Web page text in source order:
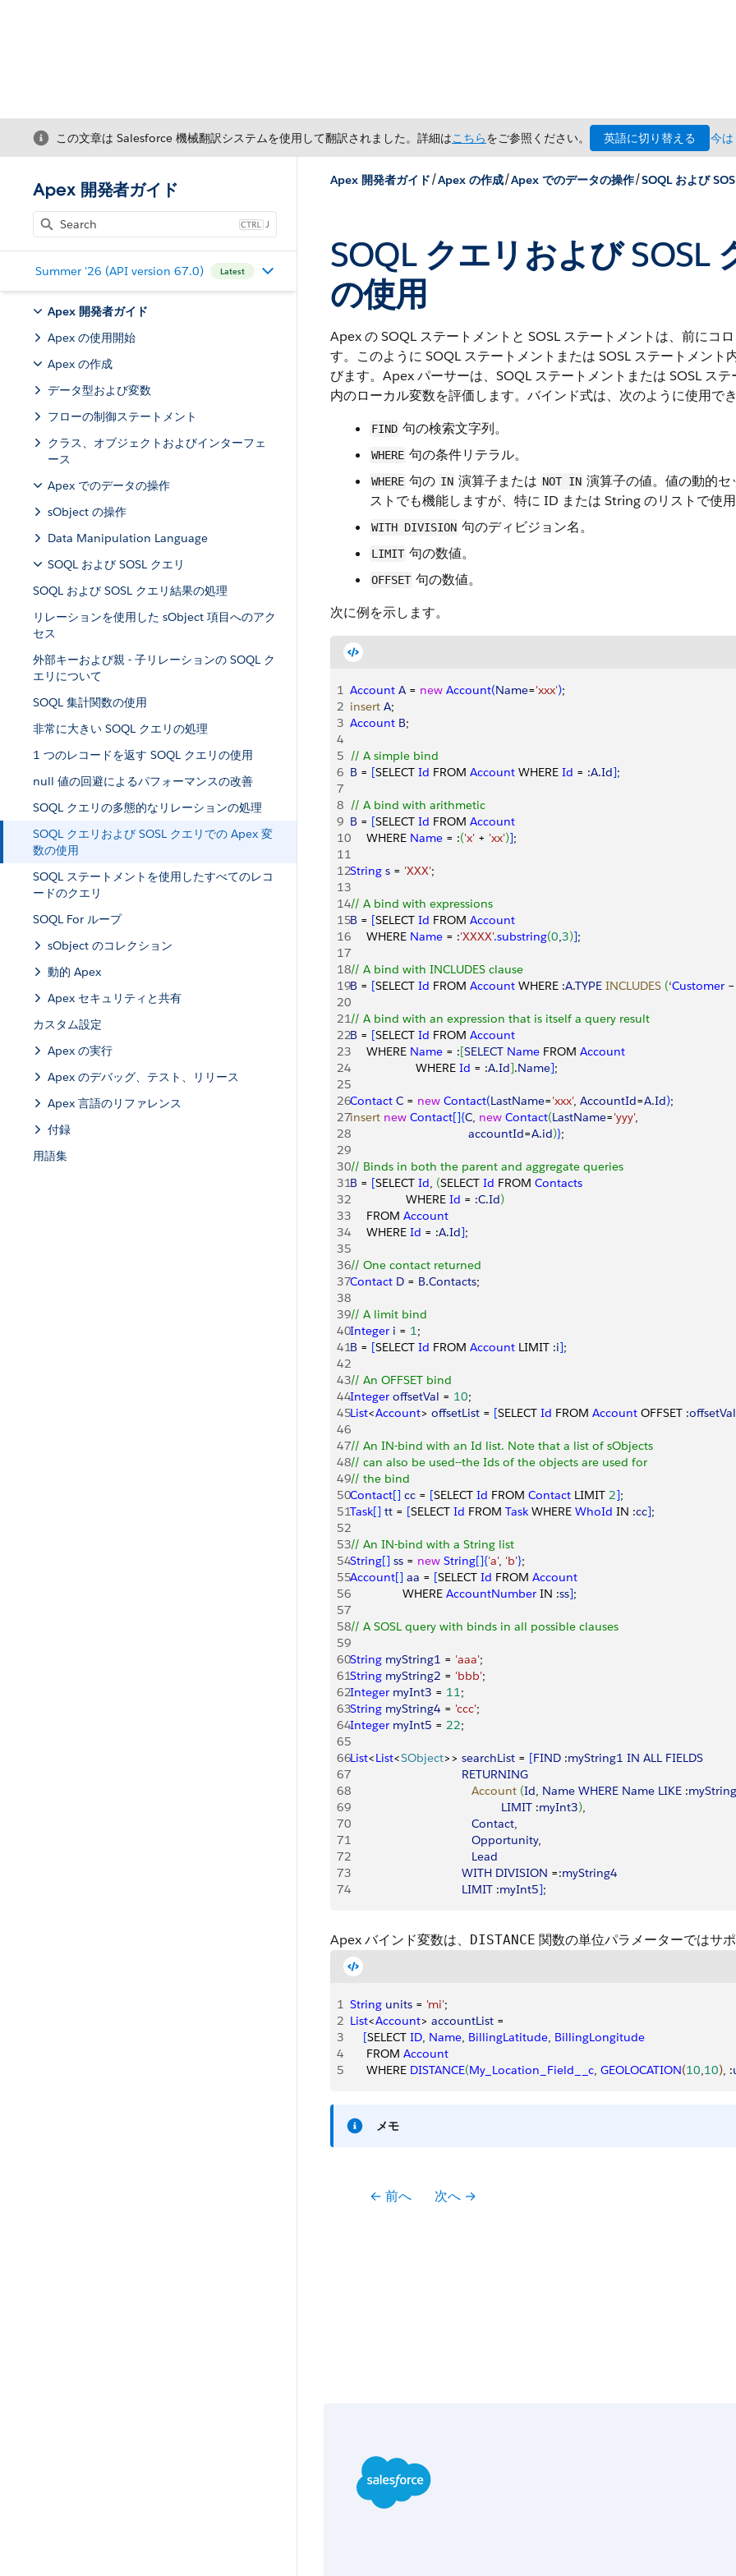
この文章は Salesforce 機械翻訳システムを使用して翻訳されました。詳細はこちらをご参照ください。 英語に切り替える 今
Apex 開発者ガイド
J
Summer '26 (API version 67.0) Latest
Apex 開発者ガイド
Apex の使用開始
Apex の作成
データ型および変数
フローの制御ステートメント
クラス、オブジェクトおよびインターフェ
ース
Apex でのデータの操作
sObject の操作
Data Manipulation Language
SOQL および SOSL クエリ
SOQL および SOSL クエリ結果の処理
リレーションを使用した sObject 項目へのアク
セス
外部キーおよび親 - 子リレーションの SOQL ク
エリについて
SOQL 集計関数の使用
非常に大きい SOQL クエリの処理
1 つのレコードを返す SOQL クエリの使用
null 値の回避によるパフォーマンスの改善
SOQL クエリの多態的なリレーションの処理
SOQL クエリおよび SOSL クエリでの Apex 変
数の使用
SOQL ステートメントを使用したすべてのレコ
ードのクエリ
SOQL For ループ
sObject のコレクション
動的 Apex
Apex セキュリティと共有
カスタム設定
Apex の実行
Apex のデバッグ、テスト、リリース
Apex 言語のリファレンス
付録
用語集
Apex 開発者ガイド/Apex の作成/Apex でのデータの操作/SOQL および
SOQL クエリおよび SOSL
の使用
Apex の SOQL ステートメントと SOSL ステートメントは、前にコ
す。このように SOQL ステートメントまたは SOSL ステートメン
びます。Apex パーサーは、SOQL ステートメントまたは SOSL ス
内のローカル変数を評価します。 バインド式は、次のように使用で
FIND 句の検索文字列。
WHERE 句の条件リテラル。
WHERE 句の IN 演算子または NOT IN 演算子の値。値の動的
ストでも機能しますが、特に ID または String のリストで使
WITH DIVISION 句のディビジョン名。
LIMIT 句の数値。
OFFSET 句の数値。
次に例を示します。
1 Account A = new Account(Name='xxx');
2 insert A;
3 Account B;
4
5 // A simple bind
6 B = [SELECT Id FROM Account WHERE Id = :A.Id];
7
8 // A bind with arithmetic
9 B = [SELECT Id FROM Account
10
     WHERE
Name = :('x' + 'xx')];
11
12String s = 'XXX';
13
14// A bind with expressions
15B = [SELECT Id FROM Account
16
     WHERE
Name = :'XXXX'.substring(0,3)];
17
18// A bind with INCLUDES clause
19B = [SELECT Id FROM Account WHERE :A.TYPE INCLUDES (‘Customer
20
21// A bind with an expression that is itself a query result
22B = [SELECT Id FROM Account
23
     WHERE
Name = :[SELECT Name FROM Account
24
                    WHERE
Id = :A.Id].Name];
25
26Contact C = new Contact(LastName='xxx', AccountId=A.Id);
27insert new Contact[]{C, new Contact(LastName='yyy',
28
                                    accountId
=A.id)};
29
30// Binds in both the parent and aggregate queries
31B = [SELECT Id, (SELECT Id FROM Contacts
32
                 WHERE
Id = :C.Id)
33
     FROM
Account
34
     WHERE
Id = :A.Id];
35
36// One contact returned
37Contact D = B.Contacts;
38
39// A limit bind
40Integer i = 1;
41B = [SELECT Id FROM Account LIMIT :i];
42
43// An OFFSET bind
44Integer offsetVal = 10;
45List<Account> offsetList = [SELECT Id FROM Account OFFSET :offsetVal
46
47// An IN-bind with an Id list. Note that a list of sObjects
48// can also be used--the Ids of the objects are used for
49// the bind
50Contact[] cc = [SELECT Id FROM Contact LIMIT 2];
51Task[] tt = [SELECT Id FROM Task WHERE WhoId IN :cc];
52
53// An IN-bind with a String list
54String[] ss = new String[]{'a', 'b'};
55Account[] aa = [SELECT Id FROM Account
56
                WHERE
AccountNumber IN :ss];
57
58// A SOSL query with binds in all possible clauses
59
60String myString1 = 'aaa';
61String myString2 = 'bbb';
62Integer myInt3 = 11;
63String myString4 = 'ccc';
64Integer myInt5 = 22;
65
66List<List<SObject>> searchList = [FIND :myString1 IN ALL FIELDS
67
                                  RETURNING
68
                                     Account
(Id, Name WHERE Name LIKE :
69
                                              LIMIT
:myInt3),
70
                                     Contact
,
71
                                     Opportunity
,
72
                                     Lead
73
                                  WITH
DIVISION =:myString4
74
                                  LIMIT
:myInt5];
Apex バインド変数は、 DISTANCE 関数の単位パラメーターではサ
1 String units = 'mi';
2 List<Account> accountList =
3
[SELECT ID, Name, BillingLatitude, BillingLongitude
4
     FROM
Account
5
     WHERE
DISTANCE(My_Location_Field__c, GEOLOCATION(10,10), :
メモ
← 前へ 次へ →